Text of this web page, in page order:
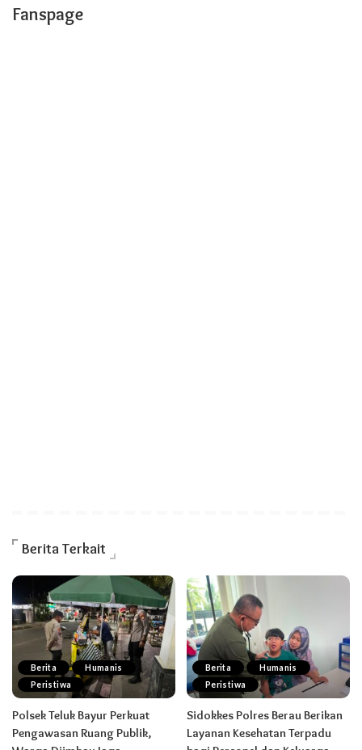
Fanspage
Berita Terkait
Berita
Humanis
Peristiwa
Polsek Teluk Bayur Perkuat
Pengawasan Ruang Publik,
Berita
Humanis
Peristiwa
Sidokkes Polres Berau Berikan
Layanan Kesehatan Terpadu